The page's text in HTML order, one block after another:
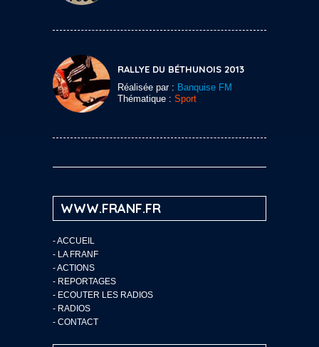
RALLYE DU BÉTHUNOIS 2013
Réalisée par : Banquise FM
Thématique : Sport
WWW.FRANF.FR
-ACCUEIL
- LA FRANF
-ACTIONS
- REPORTAGES
- ECOUTER LES RADIOS
- RADIOS
- CONTACT